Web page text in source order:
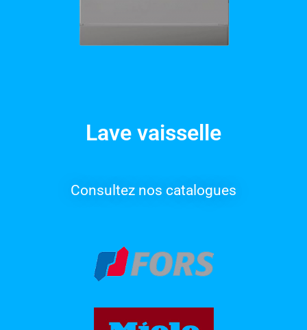
Lave vaisselle​
Consultez nos catalogues